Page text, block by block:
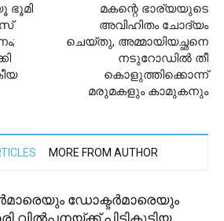
ഭൂമി
മകന്റെ ഭാര്യയുടെ
അവിഹിതം ചോദ്യം
ചെയ്തു, അമ്മായിയച്ഛനെ
നടുറോഡിൽ തീ
കൊളുത്തിക്കൊന്ന്
മരുമകളും കാമുകനും
MORE FROM AUTHOR
ഡോക്ടർമാരെയും
വില്‍പനയ്ക്ക് പിടികൂടിയ